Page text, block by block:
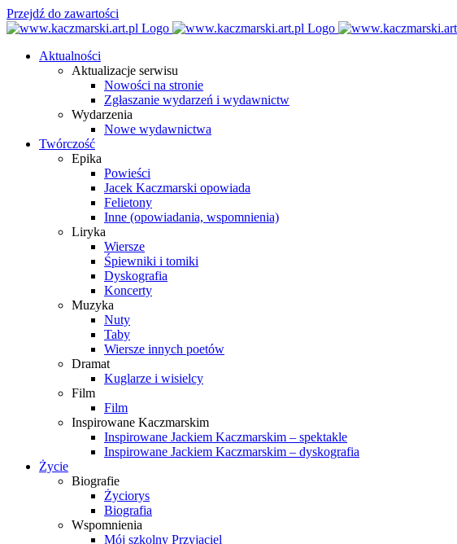
Przejdź do zawartości
Aktualności
Aktualizacje serwisu
Nowości na stronie
Zgłaszanie wydarzeń i wydawnictw
Wydarzenia
Nowe wydawnictwa
Twórczość
Epika
Powieści
Jacek Kaczmarski opowiada
Felietony
Inne (opowiadania, wspomnienia)
Liryka
Wiersze
Śpiewniki i tomiki
Dyskografia
Koncerty
Muzyka
Nuty
Taby
Wiersze innych poetów
Dramat
Kuglarze i wisielcy
Film
Film
Inspirowane Kaczmarskim
Inspirowane Jackiem Kaczmarskim – spektakle
Inspirowane Jackiem Kaczmarskim – dyskografia
Życie
Biografie
Życiorys
Biografia
Wspomnienia
Mój szkolny Przyjaciel